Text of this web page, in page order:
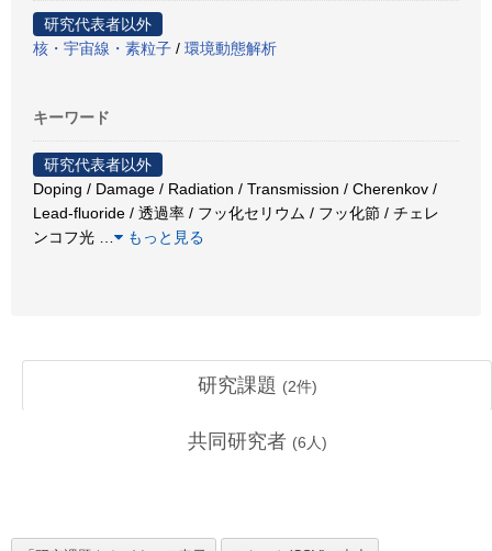
研究代表者以外
核・宇宙線・素粒子 / 環境動態解析
キーワード
研究代表者以外
Doping / Damage / Radiation / Transmission / Cherenkov /
Lead-fluoride / 透過率 / フッ化セリウム / フッ化節 / チェレ
ンコフ光
もっと見る
研究課題 (2件)
共同研究者 (6 人)